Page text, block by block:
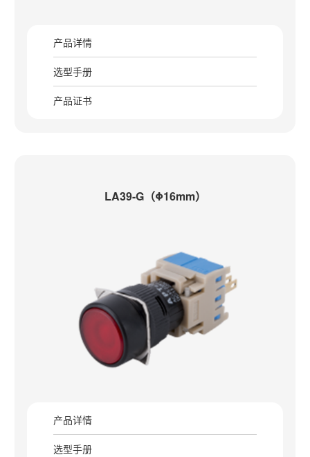
产品详情
选型手册
产品证书
LA39-G（Φ16mm）
产品详情
选型手册